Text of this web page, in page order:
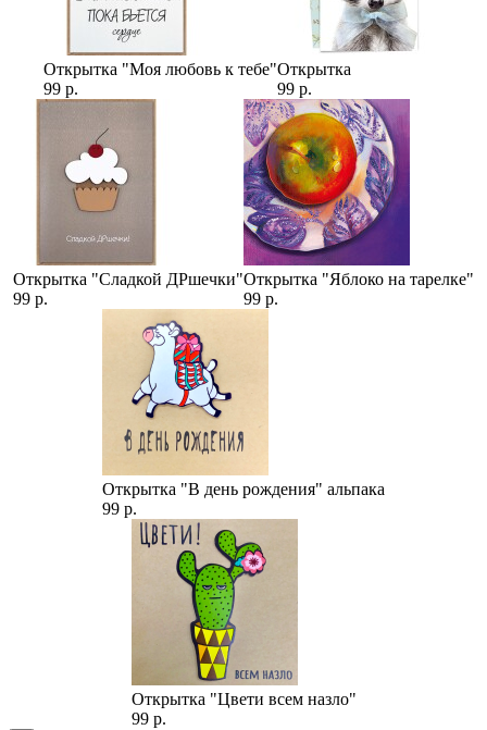
Открытка "Моя любовь к тебе"
99 р.
Открытка
99 р.
Открытка "Сладкой ДРшечки"
99 р.
Открытка "Яблоко на тарелке"
99 р.
Открытка "В день рождения" альпака
99 р.
Открытка "Цвети всем назло"
99 р.